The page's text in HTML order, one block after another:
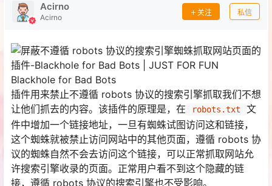
Acirno
Acirno
关注 私信
Blackhole for Bad Bots
插件用来禁止不遵循 robots 协议的搜索引擎抓取我们不想
让他们抓去的内容。该插件的原理是，在
robots.txt
文
件中增加一个链接地址，一旦有蜘蛛试图访问这和链接，
这个蜘蛛就被禁止访问网站中的其他页面，遵循 robots 协
议的蜘蛛自然不会去访问这个链接，可以正常抓取网站允
许搜索引擎收录的页面。正常用户看不到这个隐藏的链
接，遵循 robots 协议的搜索引擎也不受影响。